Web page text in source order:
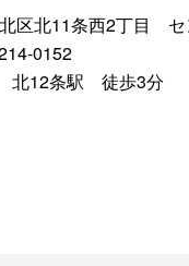
区北11条西2丁目 セ
0152
北12条駅 徒歩3分